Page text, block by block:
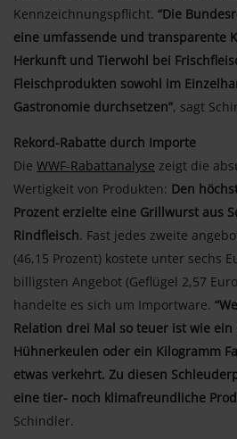
Kennzeichnungspflicht. “Die
eine umfassende und transparente
Herkunft und Tierwohl bei
Fleischprodukten sowohl im
Gastronomie durchsetzen”, sagt
Rekord-Rabatte durch Importe
Die WWF-Rabattanalyse zeigt die
Wertigkeit von Produkten: Den
Prozent erzielte eine Grillwurst aus
Rindfleisch. Fast jedes zweite
(46,15 Prozent) kostete unter sechs
billigsten Angebot (Geflügel 2,57
handelte es sich um Importware.
Relation drei Mal so teuer ist wie ein
Hühnerkeulen oder ein Kilogramm
etwas verkehrt. Zu diesen
eine tier- noch klimafreundliche
Schindler.